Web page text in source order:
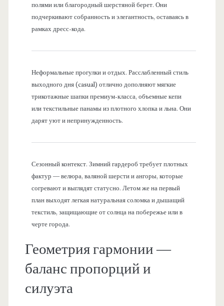
полями или благородный шерстяной берет. Они
подчеркивают собранность и элегантность, оставаясь в
рамках дресс-кода.
Неформальные прогулки и отдых. Расслабленный стиль
выходного дня (casual) отлично дополняют мягкие
трикотажные шапки премиум-класса, объемные кепи
или текстильные панамы из плотного хлопка и льна. Они
дарят уют и непринужденность.
Сезонный контекст. Зимний гардероб требует плотных
фактур — велюра, валяной шерсти и ангоры, которые
согревают и выглядят статусно. Летом же на первый
план выходят легкая натуральная соломка и дышащий
текстиль, защищающие от солнца на побережье или в
черте города.
Геометрия гармонии —
баланс пропорций и
силуэта